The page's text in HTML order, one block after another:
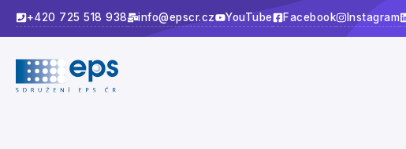
+420 725 518 938 info@epscr.cz YouTube Facebook Instagram